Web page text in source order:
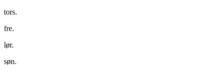
tors.
fre.
lør.
søn.